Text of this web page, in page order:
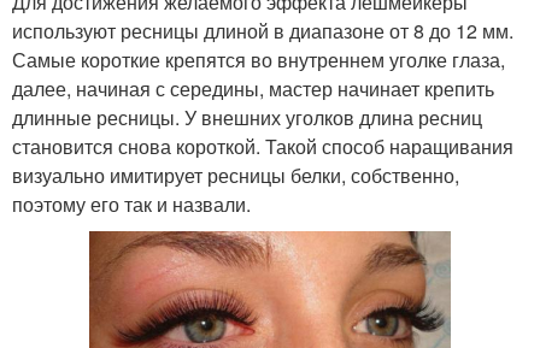
используют ресницы длиной в диапазоне от 8 до 12 мм.
Самые короткие крепятся во внутреннем уголке глаза,
далее, начиная с середины, мастер начинает крепить
длинные ресницы. У внешних уголков длина ресниц
становится снова короткой. Такой способ наращивания
визуально имитирует ресницы белки, собственно,
поэтому его так и назвали.